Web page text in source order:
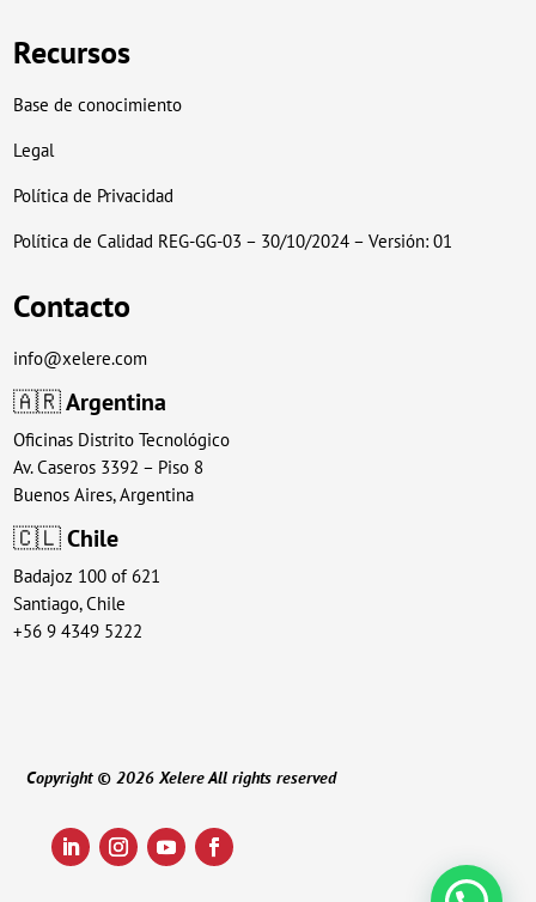
Recursos
Base de conocimiento
Legal
Política de Privacidad
Política de Calidad REG-GG-03 – 30/10/2024 – Versión: 01
Contacto
info@xelere.com
🇦🇷Argentina
Oficinas Distrito Tecnológico
Av. Caseros 3392 – Piso 8
Buenos Aires, Argentina
🇨🇱 Chile
Badajoz 100 of 621
Santiago, Chile
+56 9 4349 5222
Copyright © 2026 Xelere All rights reserved